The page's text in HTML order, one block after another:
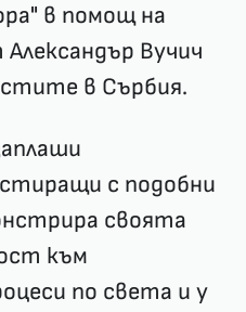
в помощ на
Вучич
в Сърбия.
с подобни
своята
към
по света и у